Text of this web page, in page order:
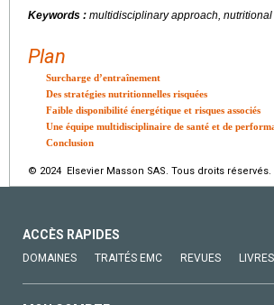
Keywords : multidisciplinary approach,
Plan
Surcharge d’entraînement
Des stratégies nutritionnelles risquées
Faible disponibilité énergétique et risques associés
Une équipe multidisciplinaire de santé et de
Conclusion
© 2024 Elsevier Masson SAS. Tous droits réservés.
ACCÈS RAPIDES
DOMAINES TRAITÉS EMC REVUES LIVRES